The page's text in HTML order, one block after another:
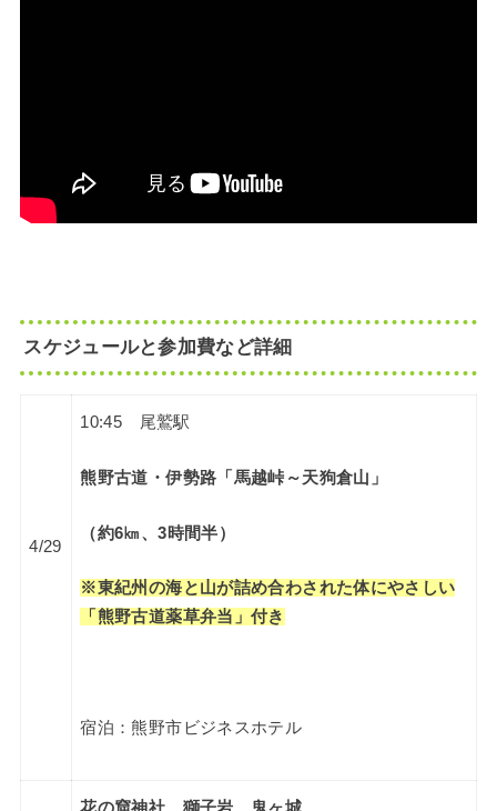
スケジュールと参加費など詳細
4/29
10:45 尾鷲駅
熊野古道・伊勢路「馬越峠～天狗倉山」
（約6㎞、3時間半）
※東紀州の海と山が詰め合わされた体にやさしい
「熊野古道薬草弁当」付き
宿泊：熊野市ビジネスホテル